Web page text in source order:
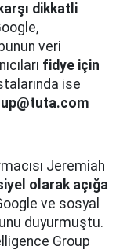
dikkatli
veri
fidye için
ise
Jeremiah
olarak açığa
ve sosyal
duyurmuştu.
Group